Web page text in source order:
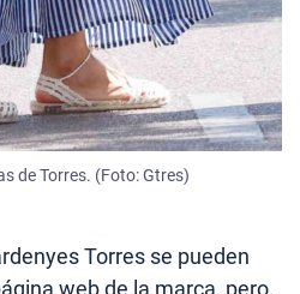
de Torres. (Foto: Gtres)
Torres se pueden
web de la marca, pero,